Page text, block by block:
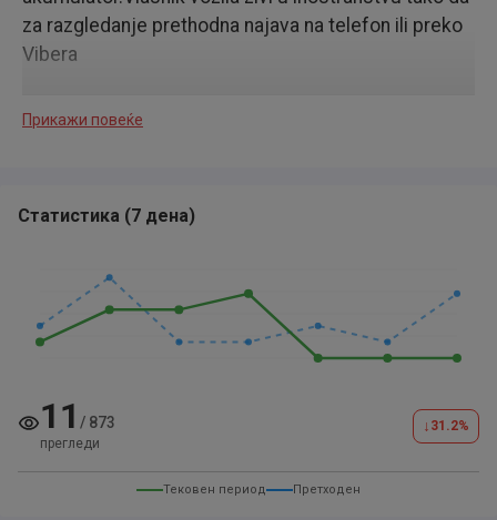
za razgledanje prethodna najava na telefon ili preko
Vibera
Прикажи повеќе
Статистика (7 дена)
11 / 873
прегледи
↓ 31.2%
Тековен период Претходен